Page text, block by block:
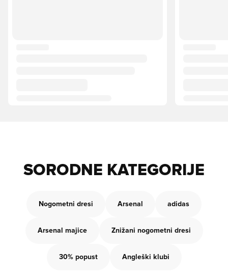
SORODNE KATEGORIJE
Nogometni dresi Arsenal adidas
Arsenal majice Znižani nogometni dresi
30% popust Angleški klubi